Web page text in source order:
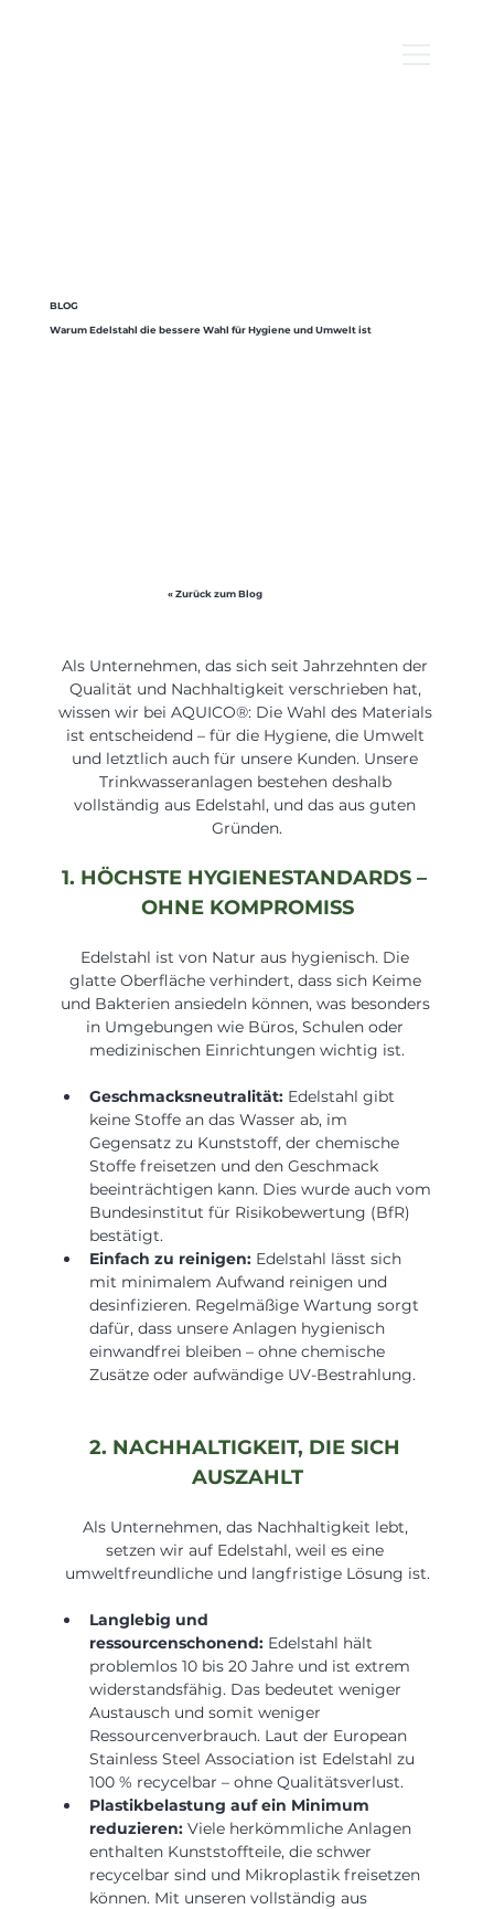
BLOG
Warum Edelstahl die bessere Wahl für Hygiene und Umwelt ist
« Zurück zum Blog
Als Unternehmen, das sich seit Jahrzehnten der
Qualität und Nachhaltigkeit verschrieben hat,
wissen wir bei AQUICO®: Die Wahl des Materials
ist entscheidend – für die Hygiene, die Umwelt
und letztlich auch für unsere Kunden. Unsere
Trinkwasseranlagen bestehen deshalb
vollständig aus Edelstahl, und das aus guten
Gründen.
1. HÖCHSTE HYGIENESTANDARDS –
OHNE KOMPROMISS
Edelstahl ist von Natur aus hygienisch. Die
glatte Oberfläche verhindert, dass sich Keime
und Bakterien ansiedeln können, was besonders
in Umgebungen wie Büros, Schulen oder
medizinischen Einrichtungen wichtig ist.
Geschmacksneutralität: Edelstahl gibt
keine Stoffe an das Wasser ab, im
Gegensatz zu Kunststoff, der chemische
Stoffe freisetzen und den Geschmack
beeinträchtigen kann. Dies wurde auch vom
Bundesinstitut für Risikobewertung (BfR)
bestätigt.
Einfach zu reinigen: Edelstahl lässt sich
mit minimalem Aufwand reinigen und
desinfizieren. Regelmäßige Wartung sorgt
dafür, dass unsere Anlagen hygienisch
einwandfrei bleiben – ohne chemische
Zusätze oder aufwändige UV-Bestrahlung.
2. NACHHALTIGKEIT, DIE SICH
AUSZAHLT
Als Unternehmen, das Nachhaltigkeit lebt,
setzen wir auf Edelstahl, weil es eine
umweltfreundliche und langfristige Lösung ist.
Langlebig und
ressourcenschonend: Edelstahl hält
problemlos 10 bis 20 Jahre und ist extrem
widerstandsfähig. Das bedeutet weniger
Austausch und somit weniger
Ressourcenverbrauch. Laut der European
Stainless Steel Association ist Edelstahl zu
100 % recycelbar – ohne Qualitätsverlust.
Plastikbelastung auf ein Minimum
reduzieren: Viele herkömmliche Anlagen
enthalten Kunststoffteile, die schwer
recycelbar sind und Mikroplastik freisetzen
können. Mit unseren vollständig aus